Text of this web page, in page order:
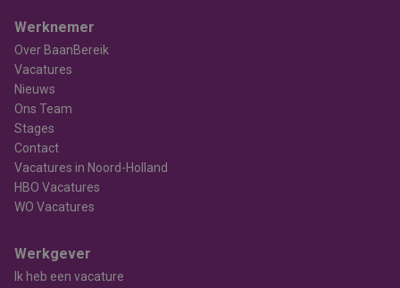
Werknemer
Over BaanBereik
Vacatures
Nieuws
Ons Team
Stages
Contact
Vacatures in Noord-Holland
HBO Vacatures
WO Vacatures
Werkgever
Ik heb een vacature